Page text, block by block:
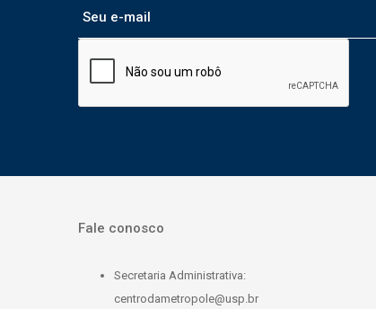
Fale conosco
Secretaria Administrativa:
centrodametropole@usp.br